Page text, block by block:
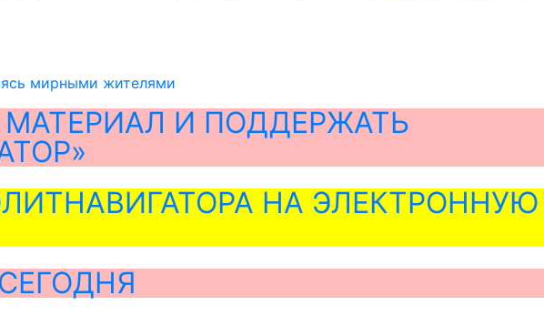
мирными жителями
И ПОДДЕРЖАТЬ
НА ЭЛЕКТРОННУЮ